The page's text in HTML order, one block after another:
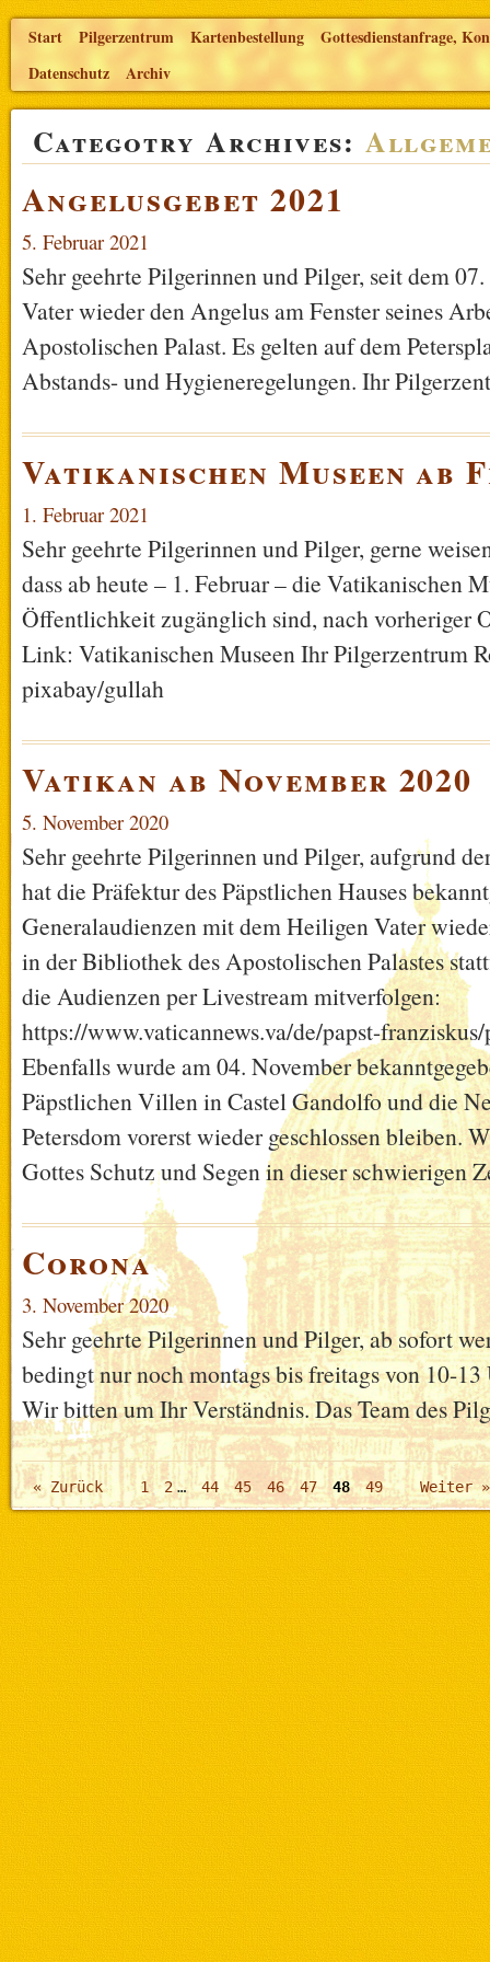
Start Pilgerzentrum Kartenbestellung
Gottesdienstanfrage,
Datenschutz
Archiv
Categotry Archives:
Angelusgebet 2021
5. Februar 2021
Sehr geehrte Pilgerinnen und Pilger, seit dem
Vater wieder den Angelus am Fenster seines
Apostolischen Palast. Es gelten auf dem
Abstands- und Hygieneregelungen. Ihr
Vatikanischen Museen ab
1. Februar 2021
Sehr geehrte Pilgerinnen und Pilger, gerne
dass ab heute – 1. Februar – die Vatikanischen
Öffentlichkeit zugänglich sind, nach vorheriger
Link: Vatikanischen Museen Ihr Pilgerzentrum
pixabay/gullah
Vatikan ab November 2020
5. November 2020
Sehr geehrte Pilgerinnen und Pilger, aufgrund
hat die Präfektur des Päpstlichen Hauses
Generalaudienzen mit dem Heiligen Vater
in der Bibliothek des Apostolischen Palastes
die Audienzen per Livestream mitverfolgen:
https://www.vaticannews.va/de/papst-
Ebenfalls wurde am 04. November
Päpstlichen Villen in Castel Gandolfo und die
Petersdom vorerst wieder geschlossen bleiben.
Gottes Schutz und Segen in dieser
Corona
3. November 2020
Sehr geehrte Pilgerinnen und Pilger, ab sofort
bedingt nur noch montags bis freitags von 10-
Wir bitten um Ihr Verständnis. Das Team des
« Zurück 1 2 … 44 45 46 47 48 49 Weiter »